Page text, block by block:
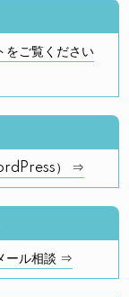
をご覧ください
） ⇒
ール相談 ⇒